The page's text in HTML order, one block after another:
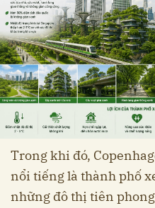
Trong khi đó,
nổi tiếng là thành phố
những đô thị tiên